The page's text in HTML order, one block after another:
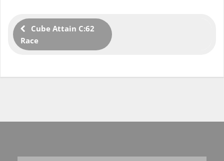
Cube Attain C:62
Race